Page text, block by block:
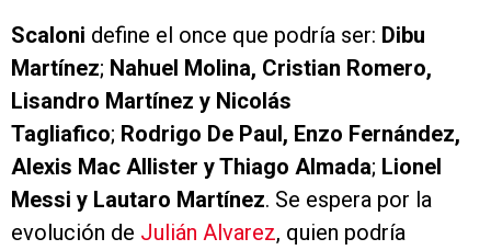
Scaloni define el once que podría ser: Dibu
Martínez; Nahuel Molina, Cristian Romero,
Lisandro Martínez y Nicolás
Tagliafico; Rodrigo De Paul, Enzo Fernández,
Alexis Mac Allister y Thiago Almada; Lionel
Messi y Lautaro Martínez. Se espera por la
evolución de Julián Alvarez, quien podría